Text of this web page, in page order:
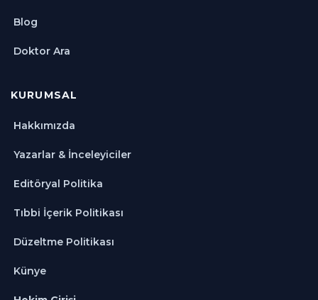
Blog
Doktor Ara
KURUMSAL
Hakkımızda
Yazarlar & İnceleyiciler
Editöryal Politika
Tıbbi İçerik Politikası
Düzeltme Politikası
Künye